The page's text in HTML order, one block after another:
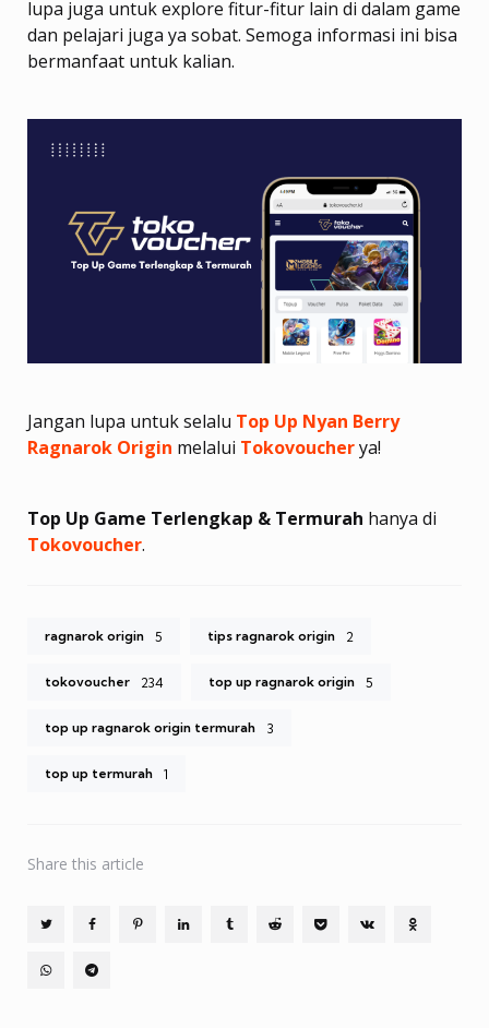
lupa juga untuk explore fitur-fitur lain di dalam game
dan pelajari juga ya sobat. Semoga informasi ini bisa
bermanfaat untuk kalian.
Jangan lupa untuk selalu Top Up Nyan Berry
Ragnarok Origin melalui Tokovoucherya!
Top Up Game Terlengkap & Termurah hanya di
Tokovoucher.
ragnarok origin 5 tips ragnarok origin 2
tokovoucher 234 top up ragnarok origin 5
top up ragnarok origin termurah 3
top up termurah 1
Share this article